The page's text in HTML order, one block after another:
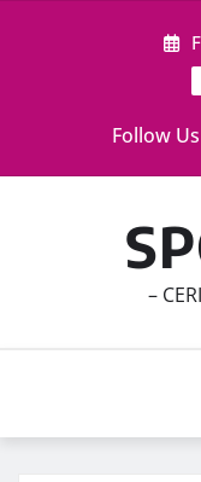
Follow Us
–